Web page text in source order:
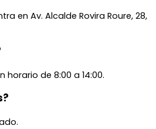
en Av. Alcalde Rovira Roure, 28,
de 8:00 a 14:00.